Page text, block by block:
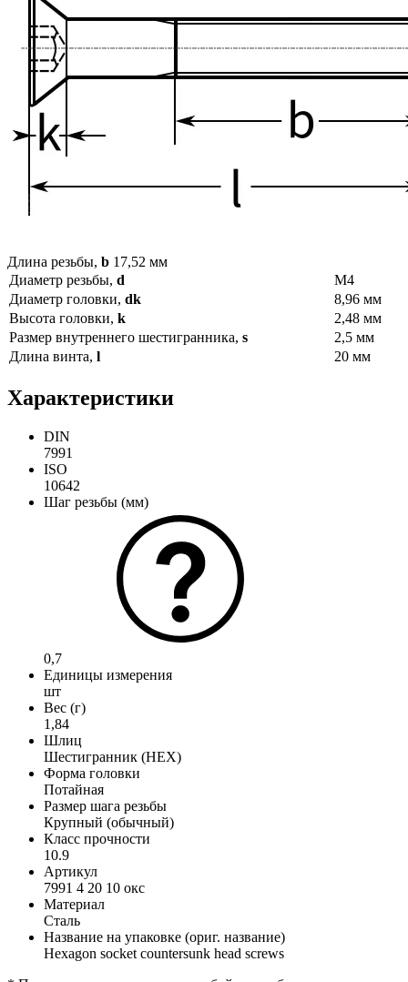
Длина резьбы, b 17,52 мм
Диаметр резьбы, d
М4
Диаметр головки, dk
8,96 мм
Высота головки, k
2,48 мм
Размер внутреннего шестигранника, s
2,5 мм
Длина винта, l 20 мм
Характеристики
DIN
7991
ISO
10642
Шаг резьбы (мм)
0,7
Единицы измерения
шт
Вес (г)
1,84
Шлиц
Шестигранник (HEX)
Форма головки
Потайная
Размер шага резьбы
Крупный (обычный)
Класс прочности
10.9
Артикул
7991 4 20 10 окс
Материал
Сталь
Название на упаковке (ориг. название)
Hexagon socket countersunk head screws